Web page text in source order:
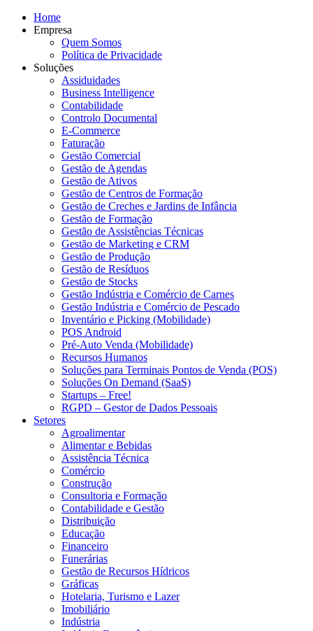
Home
Empresa
Quem Somos
Política de Privacidade
Soluções
Assiduidades
Business Intelligence
Contabilidade
Controlo Documental
E-Commerce
Faturação
Gestão Comercial
Gestão de Agendas
Gestão de Ativos
Gestão de Centros de Formação
Gestão de Creches e Jardins de Infância
Gestão de Formação
Gestão de Assistências Técnicas
Gestão de Marketing e CRM
Gestão de Produção
Gestão de Resíduos
Gestão de Stocks
Gestão Indústria e Comércio de Carnes
Gestão Indústria e Comércio de Pescado
Inventário e Picking (Mobilidade)
POS Android
Pré-Auto Venda (Mobilidade)
Recursos Humanos
Soluções para Terminais Pontos de Venda (POS)
Soluções On Demand (SaaS)
Startups – Free!
RGPD – Gestor de Dados Pessoais
Setores
Agroalimentar
Alimentar e Bebidas
Assistência Técnica
Comércio
Construção
Consultoria e Formação
Contabilidade e Gestão
Distribuição
Educação
Financeiro
Funerárias
Gestão de Recursos Hídricos
Gráficas
Hotelaria, Turismo e Lazer
Imobiliário
Indústria